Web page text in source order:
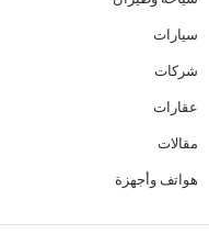
سيارات
شركات
عقارات
مقالات
هواتف وأجهزة